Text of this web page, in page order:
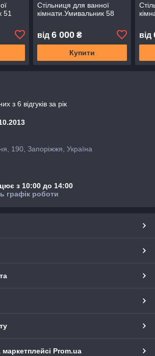
51
Стільниця для ванної
кімнати.Умивальник 58
від 6 000₴
Купити
від
з 6 відгуків за рік
190, Запоріжжя, Україна
з 10:00 до 14:00
графік роботи
Prom.ua